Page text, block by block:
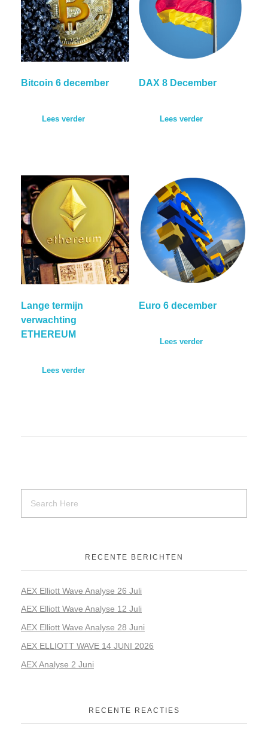
Bitcoin 6 december
Lees verder
DAX 8 December
Lees verder
Lange termijn
verwachting
ETHEREUM
Lees verder
Euro 6 december
Lees verder
RECENTE BERICHTEN
AEX Elliott Wave Analyse 26 Juli
AEX Elliott Wave Analyse 12 Juli
AEX Elliott Wave Analyse 28 Juni
AEX ELLIOTT WAVE 14 JUNI 2026
AEX Analyse 2 Juni
RECENTE REACTIES